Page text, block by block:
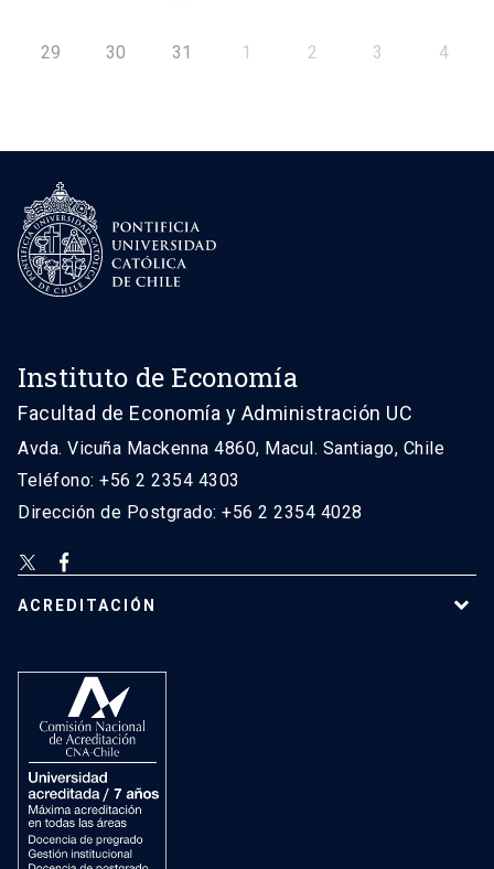
29 30 31 1 2 3 4
Instituto de Economía
Facultad de Economía y Administración UC
Avda. Vicuña Mackenna 4860, Macul. Santiago, Chile
Teléfono: +56 2 2354 4303
Dirección de Postgrado: +56 2 2354 4028
ACREDITACIÓN